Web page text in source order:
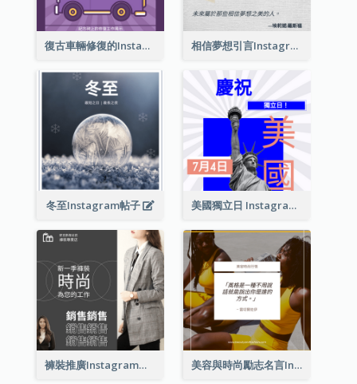
復古車輛修復的Instagram帖子 相信夢想引言Instagram帖子
冬至Instagram帖子 美國獨立日 Instagram 帖子
褲裝推廣Instagram帖子 美容與時尚勵志名言Instagram帖子